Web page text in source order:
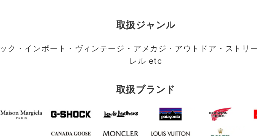
取扱ジャンル
ク・インポート・ヴィンテージ・アメカジ・アウトドア・ストリ
レル etc
取扱ブランド